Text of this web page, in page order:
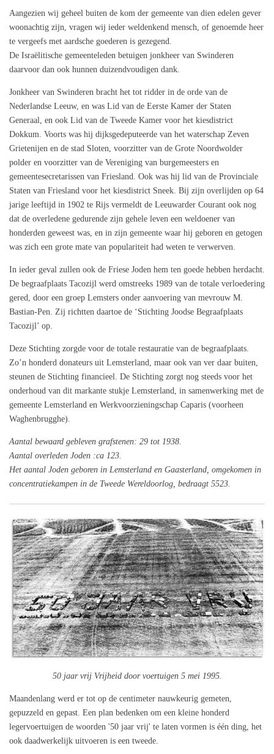
Aangezien wij geheel buiten de kom der gemeente van dien edelen gever
woonachtig zijn, vragen wij ieder weldenkend mensch, of genoemde heer
te vergeefs met aardsche goederen is gezegend.
De Israëlitische gemeenteleden betuigen jonkheer van Swinderen
daarvoor dan ook hunnen duizendvoudigen dank.
Jonkheer van Swinderen bracht het tot ridder in de orde van de
Nederlandse Leeuw, en was Lid van de Eerste Kamer der Staten
Generaal, en ook Lid van de Tweede Kamer voor het kiesdistrict
Dokkum. Voorts was hij dijksgedeputeerde van het waterschap Zeven
Grietenijen en de stad Sloten, voorzitter van de Grote Noordwolder
polder en voorzitter van de Vereniging van burgemeesters en
gemeentesecretarissen van Friesland. Ook was hij lid van de Provinciale
Staten van Friesland voor het kiesdistrict Sneek. Bij zijn overlijden op 64
jarige leeftijd in 1902 te Rijs vermeldt de Leeuwarder Courant ook nog
dat de overledene gedurende zijn gehele leven een weldoener van
honderden geweest was, en in zijn gemeente waar hij geboren en getogen
was zich een grote mate van populariteit had weten te verwerven.
In ieder geval zullen ook de Friese Joden hem ten goede hebben herdacht.
De begraafplaats Tacozijl werd omstreeks 1989 van de totale verloedering
gered, door een groep Lemsters onder aanvoering van mevrouw M.
Bastian-Pen. Zij richtten daartoe de ‘Stichting Joodse Begraafplaats
Tacozijl’ op.
Deze Stichting zorgde voor de totale restauratie van de begraafplaats.
Zo’n honderd donateurs uit Lemsterland, maar ook van ver daar buiten,
steunen de Stichting financieel. De Stichting zorgt nog steeds voor het
onderhoud van dit markante stukje Lemsterland, in samenwerking met de
gemeente Lemsterland en Werkvoorzieningschap Caparis (voorheen
Waghenbrugghe).
Aantal bewaard gebleven grafstenen: 29 tot 1938.
Aantal overleden Joden :ca 123.
Het aantal Joden geboren in Lemsterland en Gaasterland, omgekomen in
concentratiekampen in de Tweede Wereldoorlog, bedraagt 5523.
50 jaar vrij Vrijheid door voertuigen 5 mei 1995.
Maandenlang werd er tot op de centimeter nauwkeurig gemeten,
gepuzzeld en gepast. Een plan bedenken om een kleine honderd
legervoertuigen de woorden '50 jaar vrij' te laten vormen is één ding, het
ook daadwerkelijk uitvoeren is een tweede.